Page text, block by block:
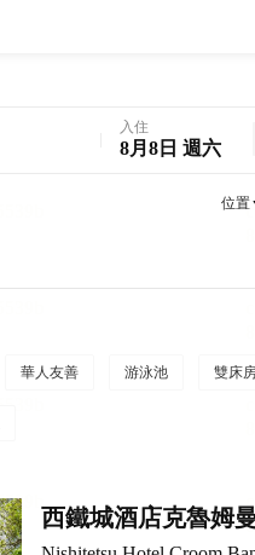
入住
8月8日 週六
位置
華人友善 游泳池 雙床
西鐵城酒店克魯姆